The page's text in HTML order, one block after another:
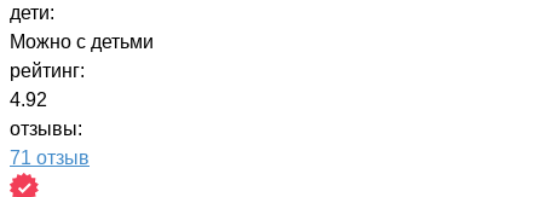
дети:
Можно с детьми
рейтинг:
4.92
отзывы:
71 отзыв